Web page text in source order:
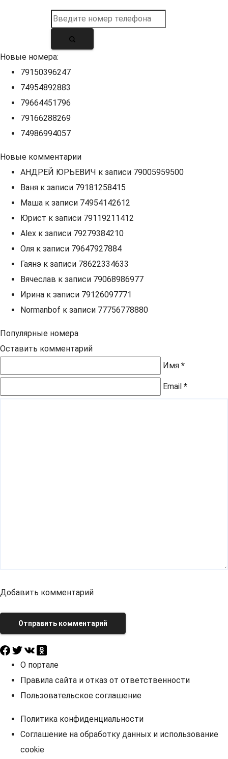
Новые номера:
79150396247
74954892883
79664451796
79166288269
74986994057
Новые комментарии
АНДРЕЙ ЮРЬЕВИЧ к записи 79005959500
Ваня к записи 79181258415
Маша к записи 74954142612
Юрист к записи 79119211412
Alex к записи 79279384210
Оля к записи 79647927884
Гаянэ к записи 78622334633
Вячеслав к записи 79068986977
Ирина к записи 79126097771
Normanbof к записи 77756778880
Популярные номера
Оставить комментарий
Имя *
Email *
Добавить комментарий
Отправить комментарий
О портале
Правила сайта и отказ от ответственности
Пользовательское соглашение
Политика конфиденциальности
Соглашение на обработку данных и использование
cookie